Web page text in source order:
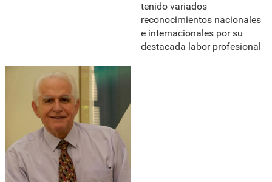
tenido variados
reconocimientos nacionales
e internacionales por su
destacada labor profesional